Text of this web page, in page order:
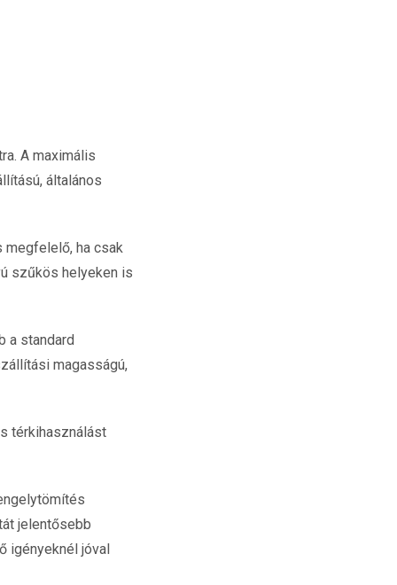
A maximális
általános
megfelelő, ha csak
szűkös helyeken is
a standard
magasságú,
térkihasználást
jelentősebb
igényeknél jóval